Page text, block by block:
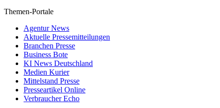
Themen-Portale
Agentur News
Aktuelle Pressemitteilungen
Branchen Presse
Business Bote
KI News Deutschland
Medien Kurier
Mittelstand Presse
Presseartikel Online
Verbraucher Echo